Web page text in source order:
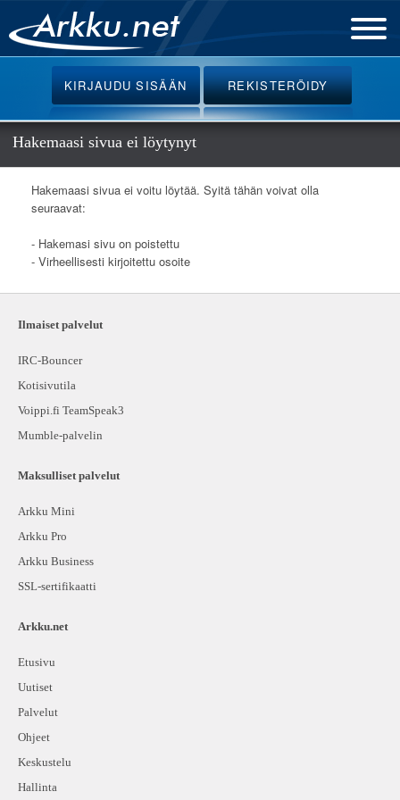
Etusivu
Uutiset
Palvelut
Ohjeet
Keskustelu
Oikotiet
KIRJAUDUSISÄÄN REKISTERÖIDY
Hakemaasi sivua ei löytynyt
Hakemaasi sivua ei voitu löytää. Syitä tähän voivat olla
seuraavat:
- Hakemasi sivu on poistettu
- Virheellisesti kirjoitettu osoite
Ilmaiset palvelut
IRC-Bouncer
Kotisivutila
Voippi.fi TeamSpeak3
Mumble-palvelin
Maksulliset palvelut
Arkku Mini
Arkku Pro
Arkku Business
SSL-sertifikaatti
Arkku.net
Etusivu
Uutiset
Palvelut
Ohjeet
Keskustelu
Hallinta